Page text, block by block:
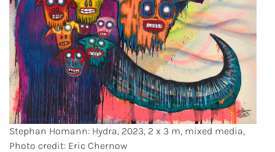
Stephan Homann: Hydra, 2023, 2 x 3 m, mixed media,
Photo credit: Eric Chernow